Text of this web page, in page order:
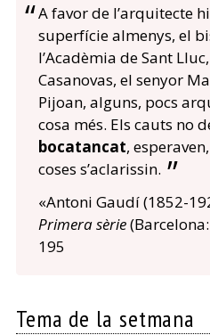
A favor de l’arquitecte
superfície almenys, el
l’Acadèmia de Sant
Casanovas, el senyor
Pijoan, alguns, pocs
cosa més. Els cauts no
bocatancat,
coses s’aclarissin.
«Antoni Gaudí (1852-
Primera sèrie
195
Tema de la setmana